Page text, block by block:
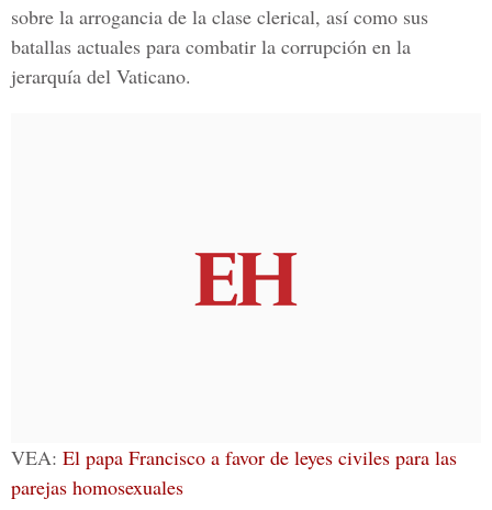
sobre la arrogancia de la clase clerical, así como sus
batallas actuales para combatir la corrupción en la
jerarquía del Vaticano.
VEA: El papa Francisco a favor de leyes civiles para las
parejas homosexuales